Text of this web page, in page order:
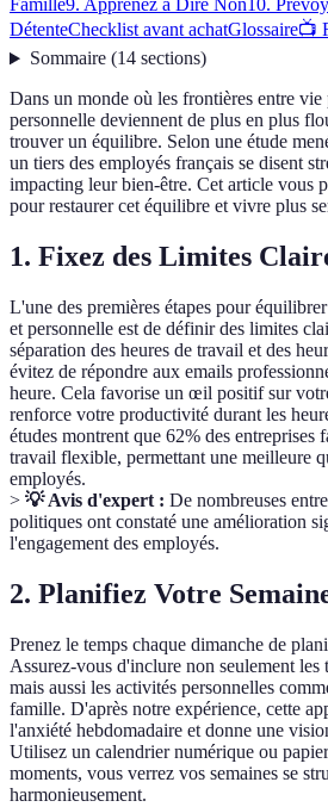
Famille9. Apprenez à Dire Non10.
DétenteChecklist avant achatGlossaire📺
Sommaire(14 sections)
Dans un monde où les frontières entre
personnelle deviennent de plus en plus
trouver un équilibre. Selon une étude
un tiers des employés français se disent
impacting leur bien-être. Cet article vous
pour restaurer cet équilibre et vivre plus
1. Fixez des Limites
L'une des premières étapes pour
et personnelle est de définir des limites
séparation des heures de travail et des
évitez de répondre aux emails
heure. Cela favorise un œil positif sur
renforce votre productivité durant les
études montrent que 62% des entreprises
travail flexible, permettant une meilleure
employés.
> 💡 Avis d'expert : De nombreuses
politiques ont constaté une amélioration
l'engagement des employés.
2. Planifiez Votre
Prenez le temps chaque dimanche de
Assurez-vous d'inclure non seulement les
mais aussi les activités personnelles
famille. D'après notre expérience, cette
l'anxiété hebdomadaire et donne une
Utilisez un calendrier numérique ou
moments, vous verrez vos semaines se
harmonieusement.